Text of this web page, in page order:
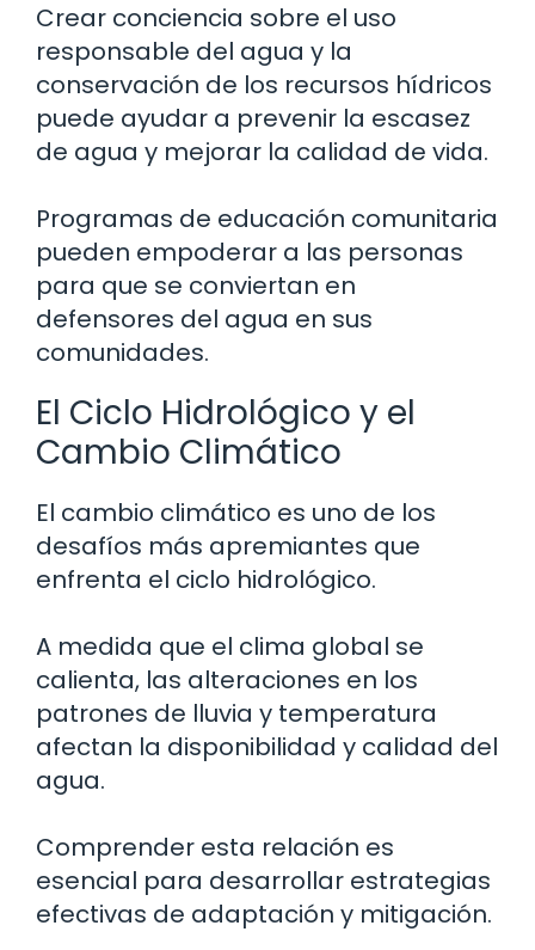
Crear conciencia sobre el uso
responsable del agua y la
conservación de los recursos hídricos
puede ayudar a prevenir la escasez
de agua y mejorar la calidad de vida.
Programas de educación comunitaria
pueden empoderar a las personas
para que se conviertan en
defensores del agua en sus
comunidades.
El Ciclo Hidrológico y el
Cambio Climático
El cambio climático es uno de los
desafíos más apremiantes que
enfrenta el ciclo hidrológico.
A medida que el clima global se
calienta, las alteraciones en los
patrones de lluvia y temperatura
afectan la disponibilidad y calidad del
agua.
Comprender esta relación es
esencial para desarrollar estrategias
efectivas de adaptación y mitigación.